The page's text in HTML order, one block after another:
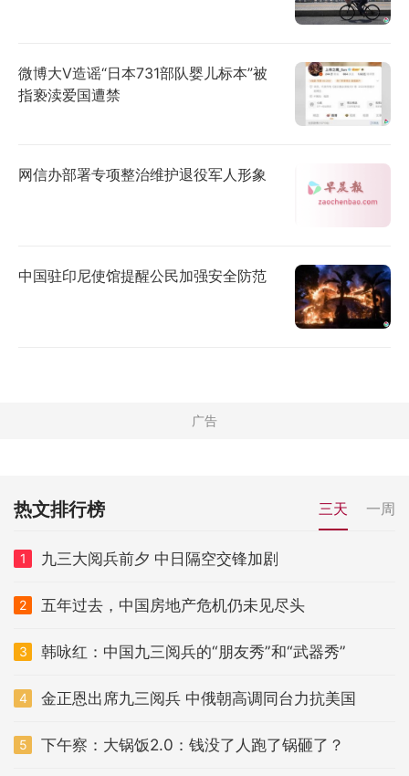
微博大V造谣“日本731部队婴儿标本”被
指亵渎爱国遭禁
网信办部署专项整治维护退役军人形象
中国驻印尼使馆提醒公民加强安全防范
热文排行榜 三天 一周
1 九三大阅兵前夕 中日隔空交锋加剧
2 五年过去，中国房地产危机仍未见尽头
3 韩咏红：中国九三阅兵的“朋友秀”和“武器秀”
4 金正恩出席九三阅兵 中俄朝高调同台力抗美国
5 下午察：大锅饭2.0：钱没了人跑了锅砸了？